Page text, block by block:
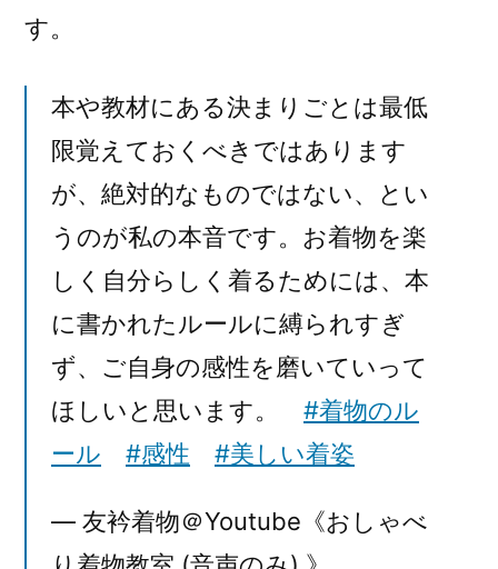
す。
本や教材にある決まりごとは最低
限覚えておくべきではあります
が、絶対的なものではない、とい
うのが私の本音です。お着物を楽
しく自分らしく着るためには、本
に書かれたルールに縛られすぎ
ず、ご自身の感性を磨いていって
ほしいと思います。 #着物のル
ール
#感性 #美しい着姿
— 友衿着物＠Youtube《おしゃべ